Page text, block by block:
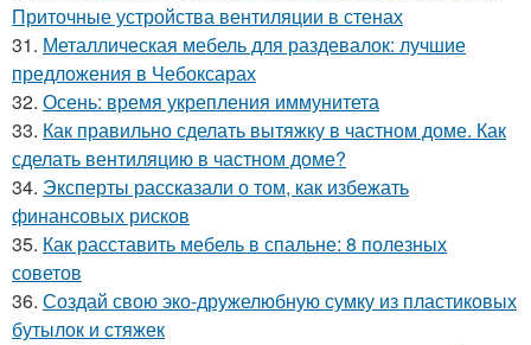
Приточные устройства вентиляции в стенах
31. Металлическая мебель для раздевалок: лучшие
предложения в Чебоксарах
32. Осень: время укрепления иммунитета
33. Как правильно сделать вытяжку в частном доме. Как
сделать вентиляцию в частном доме?
34. Эксперты рассказали о том, как избежать
финансовых рисков
35. Как расставить мебель в спальне: 8 полезных
советов
36. Создай свою эко-дружелюбную сумку из пластиковых
бутылок и стяжек